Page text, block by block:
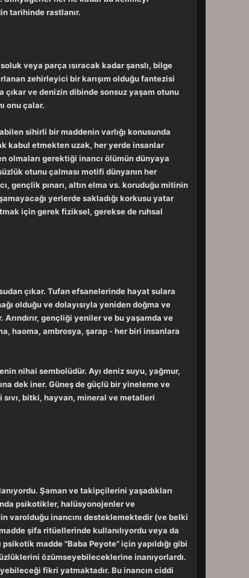
tarihinde rastlanır.
veya parça ısıracak kadar şanslı, bilge
zehirleyici bir karışım olduğu fantezisi
çıkar ve denizin dibinde sonsuz yaşam otunu
onu çalar.
sihirli bir maddenin varlığı konusunda
kabul etmekten uzak, her yerde insanlar
olmaları gerektiği inancı ölümün dünyaya
otunu çalması motifi dünyanın her
gençlik pınarı, altın elma vs. koruduğu mitinin
yerlerde sakladığı korkusu yatar
için gerek fiziksel, gerekse de ruhsal
çıkar. Tufan efsanelerinde hayat sulara
olduğu ve dolayısıyla yeniden doğma ve
gençliği yeniler ve bu yaşamda ve
haoma, ambrosya, şarap - her biri insanlara
nihai sembolüdür. Ayı deniz suyu, yağmur,
dek iner. Güneş de güçlü bir yineleme ve
bitki, hayvan, mineral ve metalleri
Şaman ve takipçilerini yaşadıkları
psikotikler, halüsyonojenler ve
varolduğu inancını desteklemektedir (ve belki
şifa ritüellerinde kullanılıyordu veya da
madde "Baba Peyote" için yapıldığı gibi
özümseyebileceklerine inanıyorlardı.
fikri yatmaktadır. Bu inancın ciddi